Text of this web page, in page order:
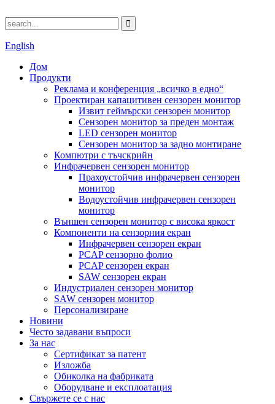
English
Дом
Продукти
Реклама и конференция „всичко в едно“
Проектиран капацитивен сензорен монитор
Извит геймърски сензорен монитор
Сензорен монитор за преден монтаж
LED сензорен монитор
Сензорен монитор за задно монтиране
Компютри с тъчскрийн
Инфрачервен сензорен монитор
Прахоустойчив инфрачервен сензорен
монитор
Водоустойчив инфрачервен сензорен
монитор
Външен сензорен монитор с висока яркост
Компоненти на сензорния екран
Инфрачервен сензорен екран
PCAP сензорно фолио
PCAP сензорен екран
SAW сензорен екран
Индустриален сензорен монитор
SAW сензорен монитор
Персонализиране
Новини
Често задавани въпроси
За нас
Сертификат за патент
Изложба
Обиколка на фабриката
Оборудване и експлоатация
Свържете се с нас